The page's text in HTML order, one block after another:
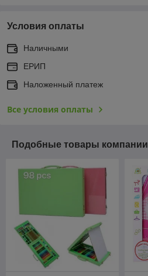
Условия оплаты
Наличными
ЕРИП
Наложенный платеж
Все условия оплаты
Подобные товары компании